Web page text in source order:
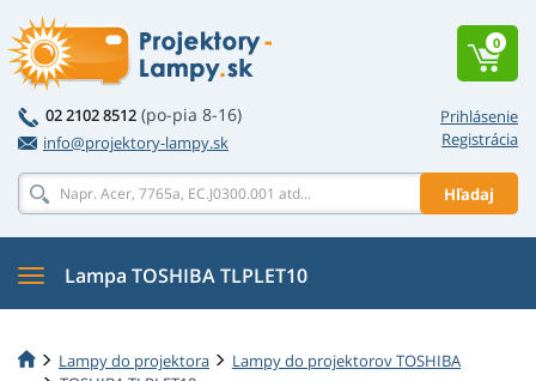
Prihlásenie
Registrácia
02 2102 8512 (po-pia 8-16)
info@projektory-lampy.sk
Hľadaj
0
Lampa TOSHIBA TLPLET10
Lampy do projektora
Lampy do projektorov TOSHIBA